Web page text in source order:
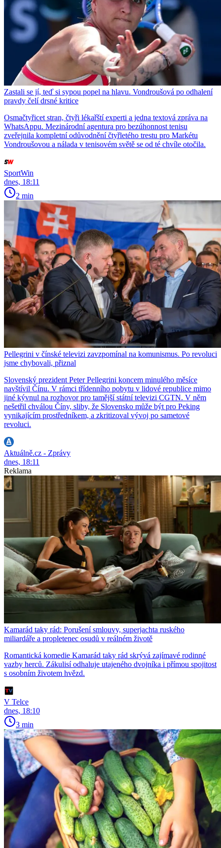
Zastali se jí, teď si sypou popel na hlavu. Vondroušová po odhalení
pravdy čelí drsné kritice
Osmačtyřicet stran, čtyři lékařští experti a jedna textová zpráva na
WhatsAppu. Mezinárodní agentura pro bezúhonnost tenisu
zveřejnila kompletní odůvodnění čtyřletého trestu pro Markétu
Vondroušovou a nálada v tenisovém světě se od té chvíle otočila.
SportWin
dnes, 18:11
2 min
Pellegrini v čínské televizi zavzpomínal na komunismus. Po revoluci
jsme chybovali, přiznal
Slovenský prezident Peter Pellegrini koncem minulého měsíce
navštívil Čínu. V rámci třídenního pobytu v lidové republice mimo
jiné kývnul na rozhovor pro tamější státní televizi CGTN. V něm
nešetřil chválou Číny, sliby, že Slovensko může být pro Peking
vynikajícím prostředníkem, a zkritizoval vývoj po sametové
revoluci.
Aktuálně.cz - Zprávy
dnes, 18:11
Reklama
Kamarád taky rád: Porušení smlouvy, superjachta ruského
miliardáře a propletenec osudů v reálném životě
Romantická komedie Kamarád taky rád skrývá zajímavé rodinné
vazby herců. Zákulisí odhaluje utajeného dvojníka i přímou spojitost
s osobním životem hvězd.
V Telce
dnes, 18:10
3 min